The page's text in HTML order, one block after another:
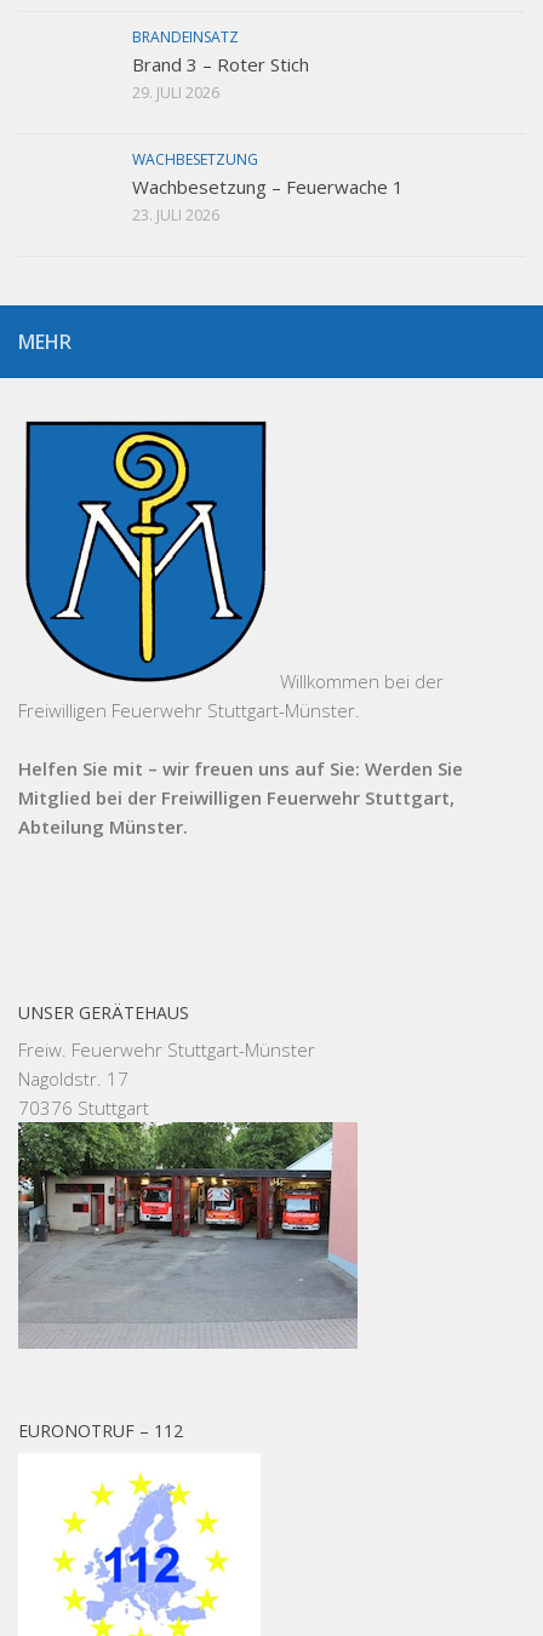
BRANDEINSATZ
Brand 3 – Roter Stich
29. JULI 2026
WACHBESETZUNG
Wachbesetzung – Feuerwache 1
23. JULI 2026
MEHR
Willkommen bei der
Freiwilligen Feuerwehr Stuttgart-Münster.
Helfen Sie mit – wir freuen uns auf Sie: Werden Sie
Mitglied bei der Freiwilligen Feuerwehr Stuttgart,
Abteilung Münster.
UNSER GERÄTEHAUS
Freiw. Feuerwehr Stuttgart-Münster
Nagoldstr. 17
70376 Stuttgart
EURONOTRUF – 112